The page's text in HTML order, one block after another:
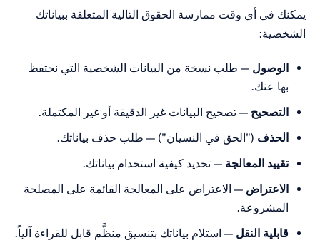
أي وقت ممارسة الحقوق التالية المتعلقة ببياناتك
— طلب نسخة من البيانات الشخصية التي نحتفظ
— تصحيح البيانات غير الدقيقة أو غير المكتملة.
("الحق في النسيان") — طلب حذف بياناتك.
المعالجة — تحديد كيفية استخدام بياناتك.
— الاعتراض على المعالجة القائمة على المصلحة
النقل— استلام بياناتك بتنسيق منظَّم قابل للقراءة آلياً.